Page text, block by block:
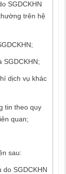
SGDCKHN
trên hệ
SGDCKHN;
dịch vụ khác
tin theo quy
quan;
sau:
SGDCKHN